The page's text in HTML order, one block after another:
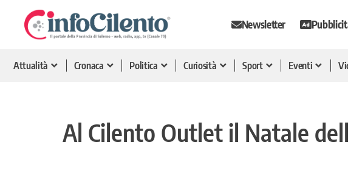
Newsletter
Attualità Cronaca Politica Curiosità Sport Eventi
Al Cilento Outlet il Natale